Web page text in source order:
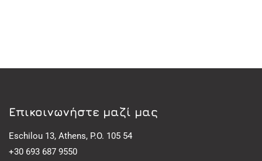
Eπικοινωνήστε μαζί μας
Eschilou 13, Athens, P.O. 105 54
+30 693 687 9550